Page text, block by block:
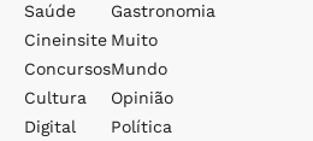
Saúde
Cineinsite
Concursos
Cultura
Digital
Gastronomia
Muito
Mundo
Opinião
Política